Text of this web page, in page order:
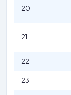
20
21
22
23